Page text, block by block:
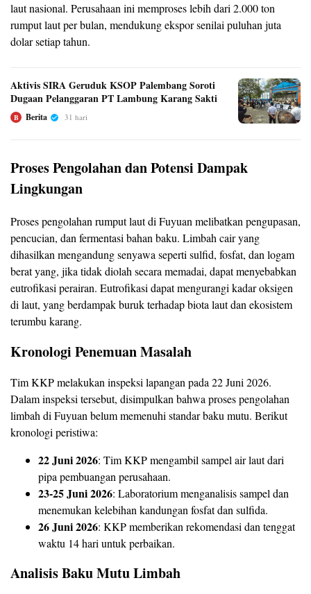
laut nasional. Perusahaan ini memproses lebih dari 2.000 ton
rumput laut per bulan, mendukung ekspor senilai puluhan juta
dolar setiap tahun.
Aktivis SIRA Geruduk KSOP Palembang Soroti
Dugaan Pelanggaran PT Lambung Karang Sakti
B Berita 31 hari
Proses Pengolahan dan Potensi Dampak
Lingkungan
Proses pengolahan rumput laut di Fuyuan melibatkan pengupasan,
pencucian, dan fermentasi bahan baku. Limbah cair yang
dihasilkan mengandung senyawa seperti sulfid, fosfat, dan logam
berat yang, jika tidak diolah secara memadai, dapat menyebabkan
eutrofikasi perairan. Eutrofikasi dapat mengurangi kadar oksigen
di laut, yang berdampak buruk terhadap biota laut dan ekosistem
terumbu karang.
Kronologi Penemuan Masalah
Tim KKP melakukan inspeksi lapangan pada 22 Juni 2026.
Dalam inspeksi tersebut, disimpulkan bahwa proses pengolahan
limbah di Fuyuan belum memenuhi standar baku mutu. Berikut
kronologi peristiwa:
22 Juni 2026: Tim KKP mengambil sampel air laut dari
pipa pembuangan perusahaan.
23-25 Juni 2026: Laboratorium menganalisis sampel dan
menemukan kelebihan kandungan fosfat dan sulfida.
26 Juni 2026: KKP memberikan rekomendasi dan tenggat
waktu 14 hari untuk perbaikan.
Analisis Baku Mutu Limbah